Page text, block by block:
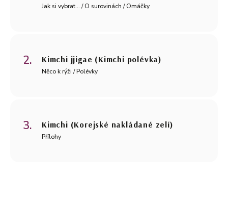
Jak si vybrat... / O surovinách / Omáčky
Kimchi jjigae (Kimchi polévka)
Něco k rýži / Polévky
Kimchi (Korejské nakládané zelí)
Přílohy